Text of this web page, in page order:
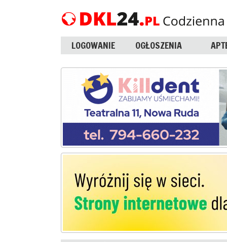
LOGOWANIE OGŁOSZENIA